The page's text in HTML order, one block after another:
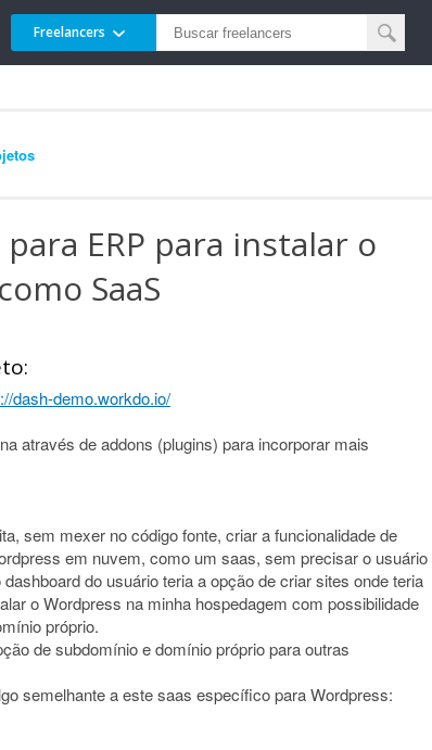
Freelancers
ERP para instalar o
SaaS
dash-demo.workdo.io/
através de addons (plugins) para incorporar mais
sem mexer no código fonte, criar a funcionalidade de
em nuvem, como um saas, sem precisar o usuário
do usuário teria a opção de criar sites onde teria
o Wordpress na minha hospedagem com possibilidade
próprio.
de subdomínio e domínio próprio para outras
semelhante a este saas específico para Wordpress: